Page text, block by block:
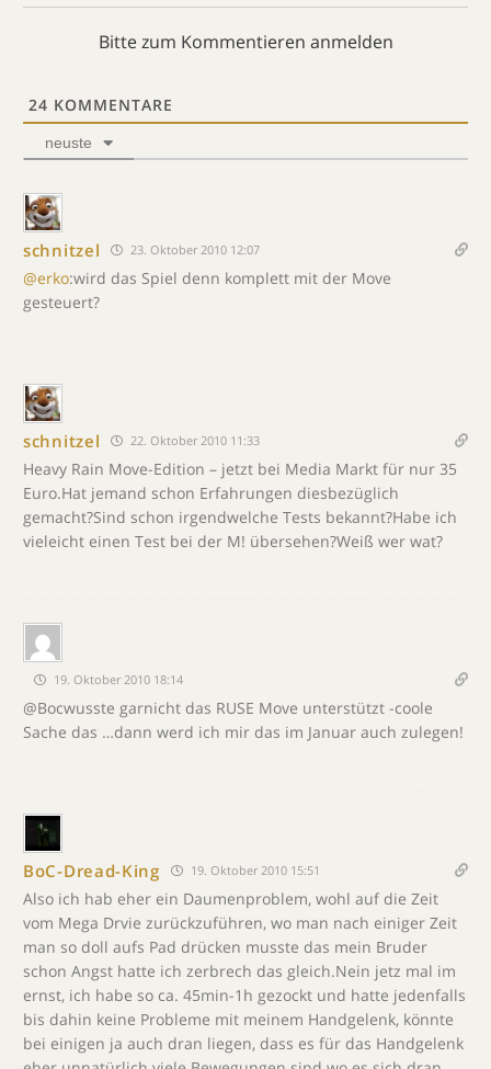
Bitte zum Kommentieren anmelden
24 KOMMENTARE
neuste
schnitzel 23. Oktober 2010 12:07
@erko:wird das Spiel denn komplett mit der Move
gesteuert?
schnitzel 22. Oktober 2010 11:33
Heavy Rain Move-Edition – jetzt bei Media Markt für nur 35
Euro.Hat jemand schon Erfahrungen diesbezüglich
gemacht?Sind schon irgendwelche Tests bekannt?Habe ich
vieleicht einen Test bei der M! übersehen?Weiß wer wat?
19. Oktober 2010 18:14
@Bocwusste garnicht das RUSE Move unterstützt -coole
Sache das …dann werd ich mir das im Januar auch zulegen!
BoC-Dread-King 19. Oktober 2010 15:51
Also ich hab eher ein Daumenproblem, wohl auf die Zeit
vom Mega Drvie zurückzuführen, wo man nach einiger Zeit
man so doll aufs Pad drücken musste das mein Bruder
schon Angst hatte ich zerbrech das gleich.Nein jetz mal im
ernst, ich habe so ca. 45min-1h gezockt und hatte jedenfalls
bis dahin keine Probleme mit meinem Handgelenk, könnte
bei einigen ja auch dran liegen, dass es für das Handgelenk